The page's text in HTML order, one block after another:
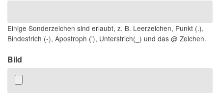
Einige Sonderzeichen sind erlaubt, z. B. Leerzeichen, Punkt (.),
Bindestrich (-), Apostroph ('), Unterstrich(_) und das @ Zeichen.
Bild